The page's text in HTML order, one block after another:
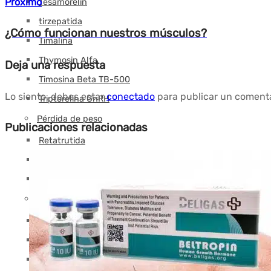
tirzepatida
Timalina
Thymosin Alfa
Timosina Beta TB-500
Triptorelina GnRH
Pérdida de peso
Retatrutida
Otros
Hormona del crecimiento (HGH)
Agua bacteriostática
Jeringas inyección intramuscular
¿Cómo funcionan nuestros músculos?
Deja una respuesta
Lo siento, debes estarconectado para publicar un
Publicaciones relacionadas